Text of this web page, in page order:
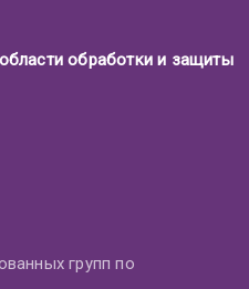
обработки и защиты
групп по